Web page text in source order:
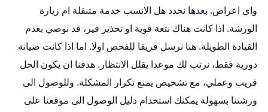
واي اعراض. بعدها نحدد هل الانسب خدمة متنقلة ام زيارة
الورشة. اذا كانت هناك نتعة قوية او تحذير قير، قد نوصي بعدم
القيادة الطويلة. هنا نرسل فريقا للفحص اولا. اما اذا كانت صيانة
دورية فقط، نرتب لك موعدا يقلل الانتظار. هدفنا ان يكون الحل
قريب وعملي، مع تشخيص يمنع تكرار المشكلة. وللوصول الى
ورشتنا بسهولة يمكنك استخدام دليل الوصول الى موقعنا على